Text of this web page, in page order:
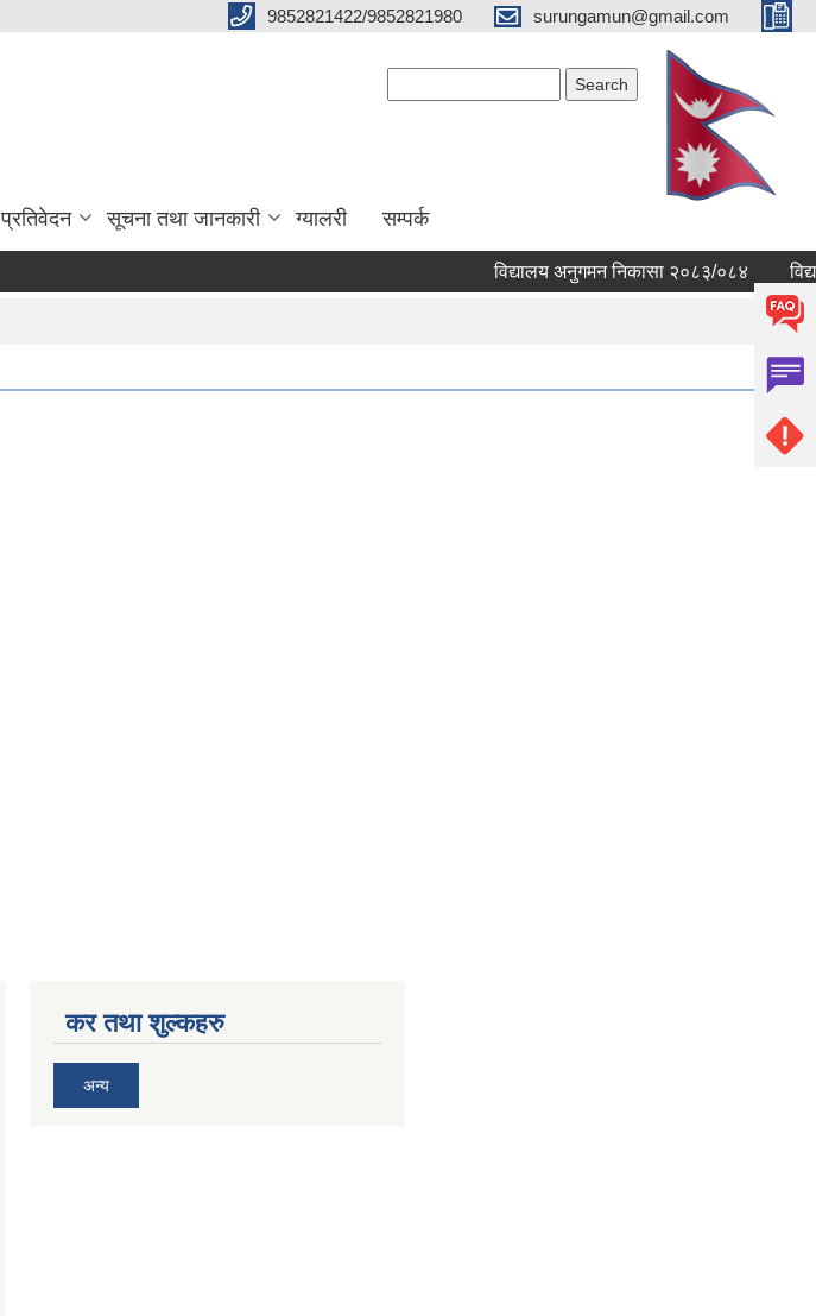
9852821422/9852821980 surungamun@gmail.com
प्रतिवेदन सूचना तथा जानकारी ग्यालरी सम्पर्क
विद्यालय अनुगमन निकासा २०८३/०८४
कर तथा शुल्कहरु
अन्य